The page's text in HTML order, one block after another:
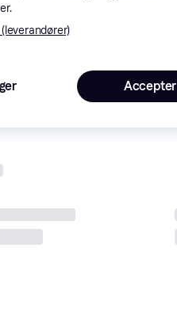
kategori.
Accepter